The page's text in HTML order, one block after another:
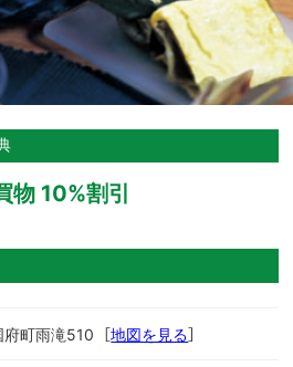
物 10%割引
府町雨滝510 ［地図を見る］